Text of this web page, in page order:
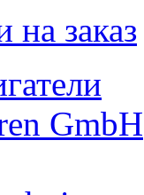
на заказ
GmbH